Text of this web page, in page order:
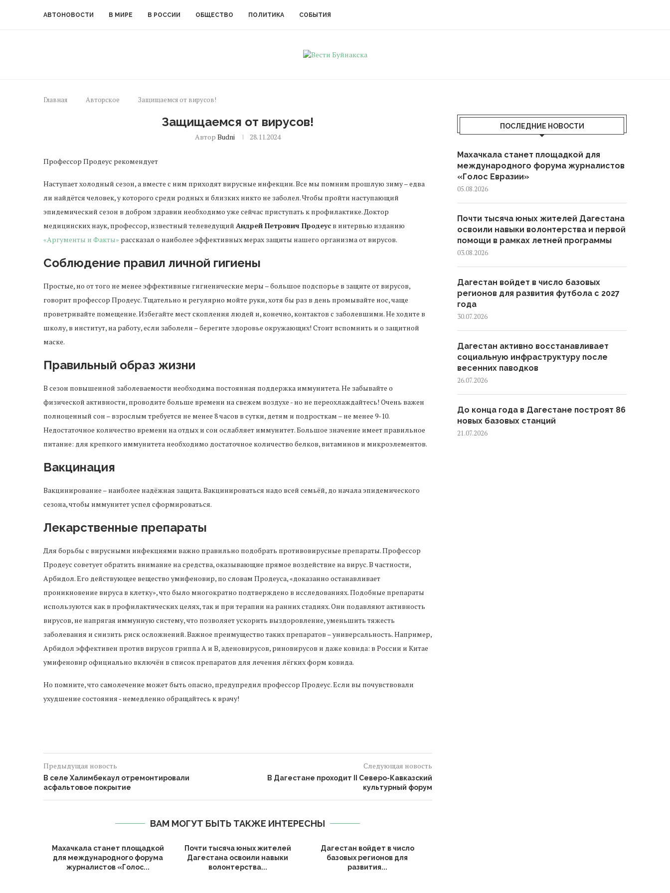
АВТОНОВОСТИ В МИРЕ В РОССИИ ОБЩЕСТВО ПОЛИТИКА СОБЫТИЯ
Главная Авторское Защищаемся от вирусов!
Защищаемся от вирусов!
Автор Budni 28.11.2024
Профессор Продеус рекомендует
Наступает холодный сезон, а вместе с ним приходят вирусные инфекции. Все мы помним прошлую зиму – едва
ли найдётся человек, у которого среди родных и близких никто не заболел. Чтобы пройти наступающий
эпидемический сезон в добром здравии необходимо уже сейчас приступать к профилактике. Доктор
медицинских наук, профессор, известный телеведущий Андрей Петрович Продеус в интервью изданию
«Аргументы и Факты» рассказал о наиболее эффективных мерах защиты нашего организма от вирусов.
Соблюдение правил личной гигиены
Простые, но от того не менее эффективные гигиенические меры – большое подспорье в защите от вирусов,
говорит профессор Продеус. Тщательно и регулярно мойте руки, хотя бы раз в день промывайте нос, чаще
проветривайте помещение. Избегайте мест скопления людей и, конечно, контактов с заболевшими. Не ходите в
школу, в институт, на работу, если заболели – берегите здоровье окружающих! Стоит вспомнить и о защитной
маске.
Правильный образ жизни
В сезон повышенной заболеваемости необходима постоянная поддержка иммунитета. Не забывайте о
физической активности, проводите больше времени на свежем воздухе - но не переохлаждайтесь! Очень важен
полноценный сон – взрослым требуется не менее 8 часов в сутки, детям и подросткам – не менее 9-10.
Недостаточное количество времени на отдых и сон ослабляет иммунитет. Большое значение имеет правильное
питание: для крепкого иммунитета необходимо достаточное количество белков, витаминов и микроэлементов.
Вакцинация
Вакцинирование – наиболее надёжная защита. Вакцинироваться надо всей семьёй, до начала эпидемического
сезона, чтобы иммунитет успел сформироваться.
Лекарственные препараты
Для борьбы с вирусными инфекциями важно правильно подобрать противовирусные препараты. Профессор
Продеус советует обратить внимание на средства, оказывающие прямое воздействие на вирус. В частности,
Арбидол. Его действующее вещество умифеновир, по словам Продеуса, «доказанно останавливает
проникновение вируса в клетку», что было многократно подтверждено в исследованиях. Подобные препараты
используются как в профилактических целях, так и при терапии на ранних стадиях. Они подавляют активность
вирусов, не напрягая иммунную систему, что позволяет ускорить выздоровление, уменьшить тяжесть
заболевания и снизить риск осложнений. Важное преимущество таких препаратов – универсальность. Например,
Арбидол эффективен против вирусов гриппа А и В, аденовирусов, риновирусов и даже ковида: в России и Китае
умифеновир официально включён в список препаратов для лечения лёгких форм ковида.
Но помните, что самолечение может быть опасно, предупредил профессор Продеус. Если вы почувствовали
ухудшение состояния - немедленно обращайтесь к врачу!
Предыдущая новость
В селе Халимбекаул отремонтировали
асфальтовое покрытие
Следующая новость
В Дагестане проходит II Северо-Кавказский
культурный форум
ВАМ МОГУТ БЫТЬ ТАКЖЕ ИНТЕРЕСНЫ
Махачкала станет площадкой
для международного форума
журналистов «Голос...
Почти тысяча юных жителей
Дагестана освоили навыки
волонтерства...
Дагестан войдет в число
базовых регионов для
развития...
ПОСЛЕДНИЕ НОВОСТИ
Махачкала станет площадкой для
международного форума журналистов
«Голос Евразии»
05.08.2026
Почти тысяча юных жителей Дагестана
освоили навыки волонтерства и первой
помощи в рамках летней программы
03.08.2026
Дагестан войдет в число базовых
регионов для развития футбола с 2027
года
30.07.2026
Дагестан активно восстанавливает
социальную инфраструктуру после
весенних паводков
26.07.2026
До конца года в Дагестане построят 86
новых базовых станций
21.07.2026